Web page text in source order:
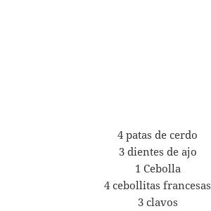
4 patas de cerdo
3 dientes de ajo
1 Cebolla
4 cebollitas francesas
3 clavos